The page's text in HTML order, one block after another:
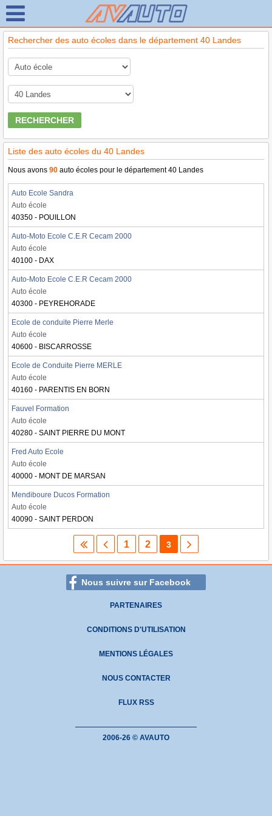
Rechercher des auto écoles dans le département 40 Landes
RECHERCHER
Liste des auto écoles du 40 Landes
Nous avons 90 auto écoles pour le département 40 Landes
Auto Ecole Sandra
Auto école
40350 - POUILLON
Auto-Moto Ecole C.E.R Cecam 2000
Auto école
40100 - DAX
Auto-Moto Ecole C.E.R Cecam 2000
Auto école
40300 - PEYREHORADE
Ecole de conduite Pierre Merle
Auto école
40600 - BISCARROSSE
Ecole de Conduite Pierre MERLE
Auto école
40160 - PARENTIS EN BORN
Fauvel Formation
Auto école
40280 - SAINT PIERRE DU MONT
Fred Auto Ecole
Auto école
40000 - MONT DE MARSAN
Mendiboure Ducos Formation
Auto école
40090 - SAINT PERDON
1 2 3
Nous suivre sur Facebook
PARTENAIRES
CONDITIONS D'UTILISATION
MENTIONS LÉGALES
NOUS CONTACTER
FLUX RSS
2006-26 © AVAUTO